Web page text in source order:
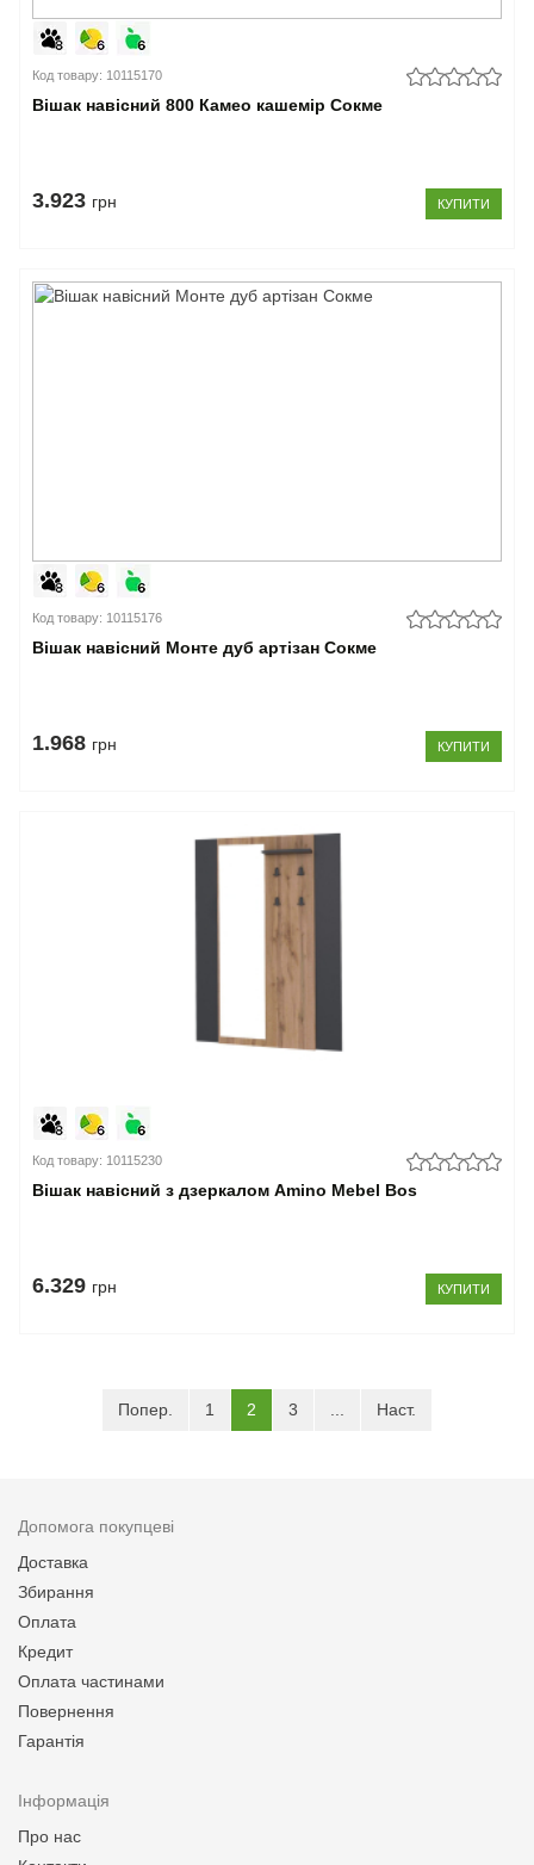
Код товару: 10115170
Вішак навісний 800 Камео кашемір Сокме
3.923 грн КУПИТИ
Код товару: 10115176
Вішак навісний Монте дуб артізан Сокме
1.968 грн КУПИТИ
Код товару: 10115230
Вішак навісний з дзеркалом Amino Mebel Bos
6.329 грн КУПИТИ
Попер. 1 2 (current)
3 Наст.
Допомога покупцеві
Доставка
Збирання
Оплата
Кредит
Оплата частинами
Повернення
Гарантія
Інформація
Про нас